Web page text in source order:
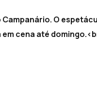
O
cena até